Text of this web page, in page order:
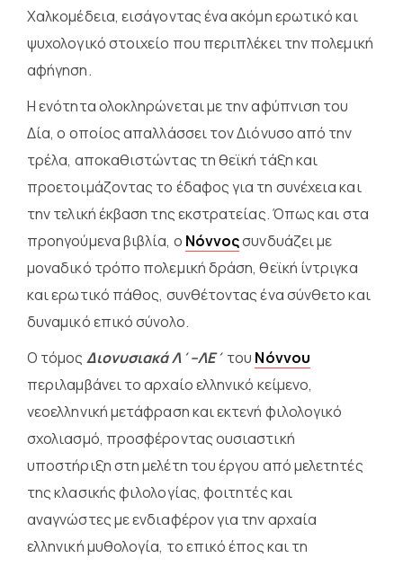
Χαλκομέδεια, εισάγοντας ένα ακόμη ερωτικό και
ψυχολογικό στοιχείο που περιπλέκει την πολεμική
αφήγηση.
Η ενότητα ολοκληρώνεται με την αφύπνιση του
Δία, ο οποίος απαλλάσσει τον Διόνυσο από την
τρέλα, αποκαθιστώντας τη θεϊκή τάξη και
προετοιμάζοντας το έδαφος για τη συνέχεια και
την τελική έκβαση της εκστρατείας. Όπως και στα
προηγούμενα βιβλία, ο Νόννοςσυνδυάζει με
μοναδικό τρόπο πολεμική δράση, θεϊκή ίντριγκα
και ερωτικό πάθος, συνθέτοντας ένα σύνθετο και
δυναμικό επικό σύνολο.
Ο τόμος Διονυσιακά Λ΄–ΛΕ΄ του Νόννου
περιλαμβάνει το αρχαίο ελληνικό κείμενο,
νεοελληνική μετάφραση και εκτενή φιλολογικό
σχολιασμό, προσφέροντας ουσιαστική
υποστήριξη στη μελέτη του έργου από μελετητές
της κλασικής φιλολογίας, φοιτητές και
αναγνώστες με ενδιαφέρον για την αρχαία
ελληνική μυθολογία, το επικό έπος και τη